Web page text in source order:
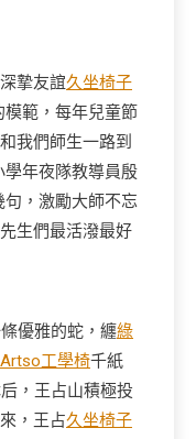
摯友誼久坐椅子
模範，每年兒童節
我們師生一路到
學年夜隊教導員殷
句，激勵大師不忘
生們最活潑最好
優雅的蛇，纏綠
工學椅千紙
，王占山積極投
，王占久坐椅子